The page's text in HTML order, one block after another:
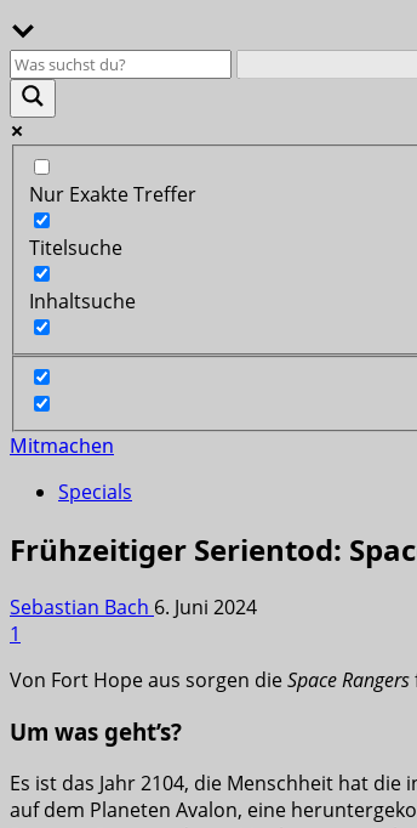
Nur Exakte Treffer
Titelsuche
Inhaltsuche
Mitmachen
Specials
Frühzeitiger Serientod:
Sebastian Bach 6. Juni 2024
1
Von Fort Hope aus sorgen dieSpace Rangers
Um was geht’s?
Es ist das Jahr 2104, die Menschheit hat
auf dem Planeten Avalon, eine